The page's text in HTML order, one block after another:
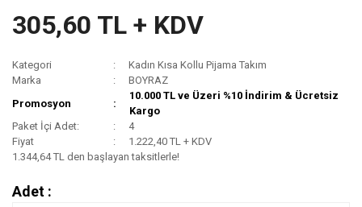
305,60 TL + KDV
Kategori
Kadın Kısa Kollu Pijama Takım
Marka
BOYRAZ
Promosyon
10.000 TL ve Üzeri %10 İndirim & Ücretsiz
Kargo
Paket İçi Adet:
4
Fiyat
1.222,40 TL + KDV
1.344,64 TL den başlayan taksitlerle!
Adet :